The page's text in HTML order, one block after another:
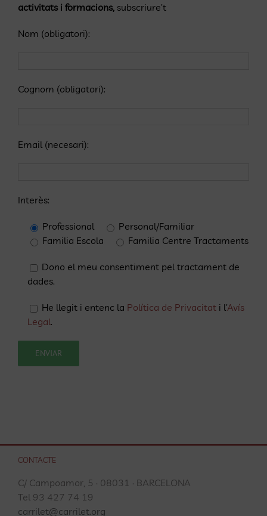
activitats i formacions, subscriure’t
Nom (obligatori):
Cognom (obligatori):
Email (necesari):
Interès:
Professional
Personal/Familiar
Familia Escola
Familia Centre Tractaments
Dono el meu consentiment pel tractament de
dades.
He llegit i entenc la Política de Privacitat i l’Avís
Legal.
CONTACTE
C/ Campoamor, 5 · 08031 · BARCELONA
Tel 93 427 74 19
carrilet@carrilet.org